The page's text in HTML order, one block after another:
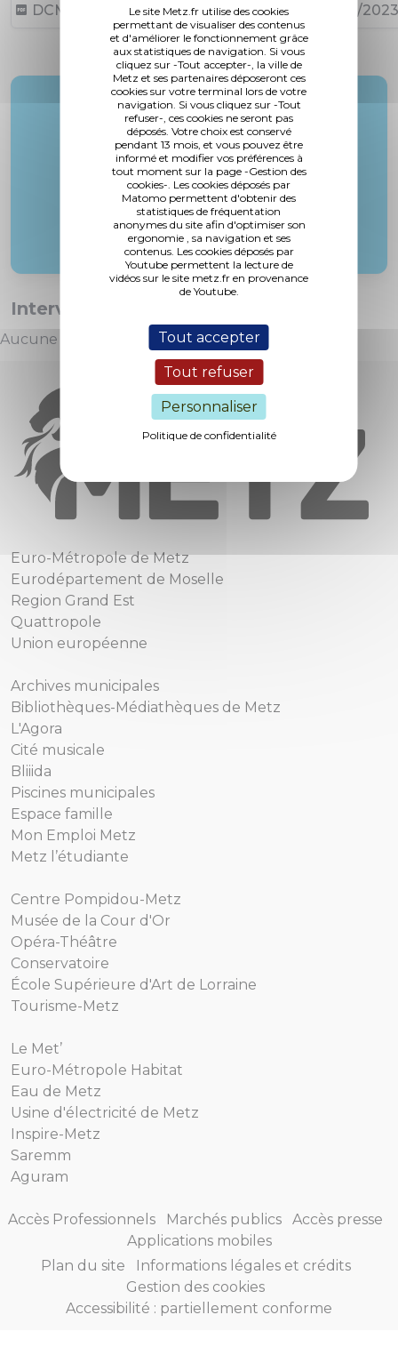
Le site Metz.fr utilise des cookies
permettant de visualiser des contenus
et d'améliorer le fonctionnement grâce
aux statistiques de navigation. Si vous
cliquez sur -Tout accepter-, la ville de
Metz et ses partenaires déposeront ces
cookies sur votre terminal lors de votre
navigation. Si vous cliquez sur -Tout
refuser-, ces cookies ne seront pas
déposés. Votre choix est conservé
pendant 13 mois, et vous pouvez être
informé et modifier vos préférences à
tout moment sur la page -Gestion des
cookies-. Les cookies déposés par
Matomo permettent d'obtenir des
statistiques de fréquentation
anonymes du site afin d'optimiser son
ergonomie , sa navigation et ses
contenus. Les cookies déposés par
Youtube permettent la lecture de
vidéos sur le site metz.fr en provenance
de Youtube.
Tout accepter
Tout refuser
Personnaliser
Politique de confidentialité
DCM N°23-01-26-22 (70,24 ko, publié le 07/02/
Rapporteur :
M. Husson
Interventions :
Aucune intervention
Euro-Métropole de Metz
Eurodépartement de Moselle
Region Grand Est
Quattropole
Union européenne
Archives municipales
Bibliothèques-Médiathèques de Metz
L'Agora
Cité musicale
Bliiida
Piscines municipales
Espace famille
Mon Emploi Metz
Metz l’étudiante
Centre Pompidou-Metz
Musée de la Cour d'Or
Opéra-Théâtre
Conservatoire
École Supérieure d'Art de Lorraine
Tourisme-Metz
Le Met’
Euro-Métropole Habitat
Eau de Metz
Usine d'électricité de Metz
Inspire-Metz
Saremm
Aguram
Accès Professionnels Marchés publics
Accès presse
Applications mobiles
Plan du site
Informations légales et crédits
Gestion des cookies
Accessibilité : partiellement conforme